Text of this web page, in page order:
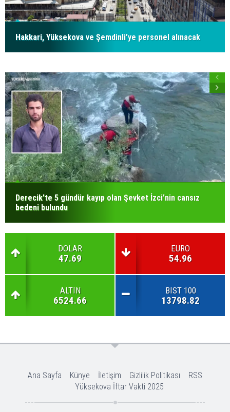
Hakkari, Yüksekova ve Şemdinli'ye personel alınacak
Derecik'te 5 gündür kayıp olan Şevket İzci'nin cansız
bedeni bulundu
DOLAR
47.69
EURO
54.96
ALTIN
6524.66
BIST 100
13798.82
Ana Sayfa Künye İletişim Gizlilik Politikası
RSS
Yüksekova İftar Vakti 2025